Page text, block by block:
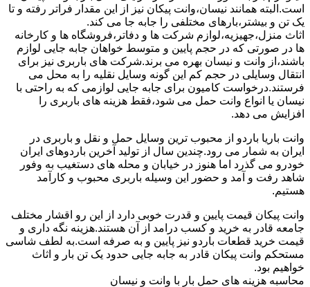
است.البته همانند نیسان،وانت پیکان نیز از این مقدار فراتر رفته و تا
یک تن و بیشتر،بارهای مختلفی را جابه جا می کند.
اثاث منزل،جهیزیه،لوازم شرکت ها و دفاتر،فروشگاه ها و کارخانه
ها در صورتی که در حجم پایین و متوسط خواهان جابه جایی لوازم
باشند،از وانت و نیسان بهره می برند.شرکت های باربری نیز برای
انتقال وسایلی در حجم کم این گونه وسایل نقلیه را به محل می
فرستند.درخواست کامیون برای جابه جایی لوازمی که به راحتی با
نیسان یا انواع وانت حمل می شود،فقط هزینه های باربری را
افزایش می دهد.
وانت باریا باردو از محبوب ترین وسایل حمل و نقل و باربری در
ایران به شمار می رود.چندین سال از تولید آخرین باردوهای ایران
خودرو می گذرد اما هنوز در خیابان و محله های دستغیب به وفور
شاهد رفت و آمد و حضور این وسیله باربری محبوب و کارآمد
هستیم.
وانت پیکان قیمت پایین و قدرت خوبی دارد از این رو اقشار مختلف
جامعه قادر به خرید و کسب درامد از آن هستند.هزینه نگه داری و
قیمت خرید قطعات باردو نیز پایین و به صرفه است.به لطف شاسی
مستحکم وانت پیکان قادر به جابه جایی حدود یک تن بار و اثاث
خواهیم بود.
محاسبه هزینه های حمل بار با وانت و نیسان